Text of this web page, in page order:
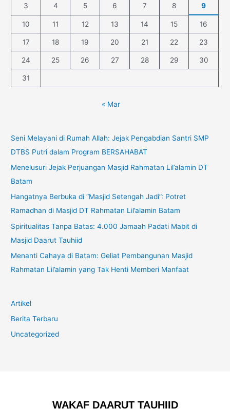
3 4 5 6 7 8 9
10 11 12 13 14 15 16
17 18 19 20 21 22 23
24 25 26 27 28 29 30
31
« Mar
Seni Melayani di Rumah Allah: Jejak Pengabdian Santri SMP
DTBS Putri dalam Program BERSAHABAT
Menelusuri Jejak Perjuangan Masjid Rahmatan Lil’alamin DT
Batam
Hangatnya Berbuka di “Masjid Setengah Jadi”: Potret
Ramadhan di Masjid DT Rahmatan Lil’alamin Batam
Spiritualitas Tanpa Batas: 4.000 Jamaah Padati Mabit di
Masjid Daarut Tauhiid
Menanti Cahaya di Batam: Geliat Pembangunan Masjid
Rahmatan Lil’alamin yang Tak Henti Memberi Manfaat
Artikel
Berita Terbaru
Uncategorized
WAKAF DAARUT TAUHIID